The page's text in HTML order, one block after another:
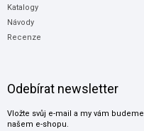
Katalogy
Návody
Recenze
Odebírat newsletter
Vložte svůj e-mail a my vám
našem e-shopu.